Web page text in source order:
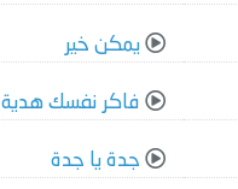
يمكن خير
فاكر نفسك هدية
جدة يا جدة